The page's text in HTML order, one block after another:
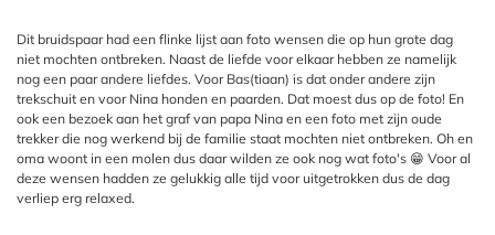
Dit bruidspaar had een flinke lijst aan foto wensen die op hun grote dag
niet mochten ontbreken. Naast de liefde voor elkaar hebben ze namelijk
nog een paar andere liefdes. Voor Bas(tiaan) is dat onder andere zijn
trekschuit en voor Nina honden en paarden. Dat moest dus op de foto! En
ook een bezoek aan het graf van papa Nina en een foto met zijn oude
trekker die nog werkend bij de familie staat mochten niet ontbreken. Oh en
oma woont in een molen dus daar wilden ze ook nog wat foto's 😁 Voor al
deze wensen hadden ze gelukkig alle tijd voor uitgetrokken dus de dag
verliep erg relaxed.